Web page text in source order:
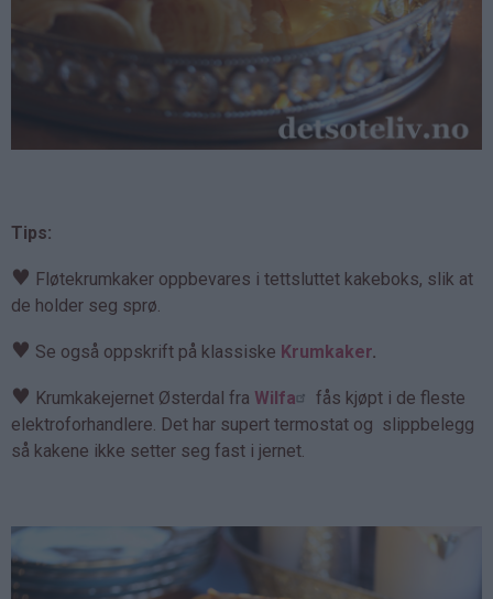
Tips:
♥ Fløtekrumkaker oppbevares i tettsluttet kakeboks, slik at
de holder seg sprø.
♥ Se også oppskrift på klassiske Krumkaker.
♥ Krumkakejernet Østerdal fra Wilfa
fås kjøpt i de fleste
elektroforhandlere. Det har supert termostat og slippbelegg
så kakene ikke setter seg fast i jernet.